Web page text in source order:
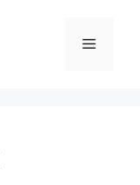
Menu